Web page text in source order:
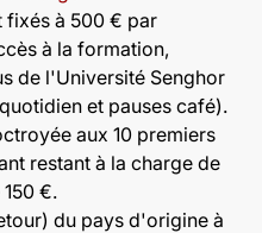
fixés à 500 € par
à la formation,
de l'Université Senghor
et pauses café).
aux 10 premiers
restant à la charge de
€.
du pays d'origine à